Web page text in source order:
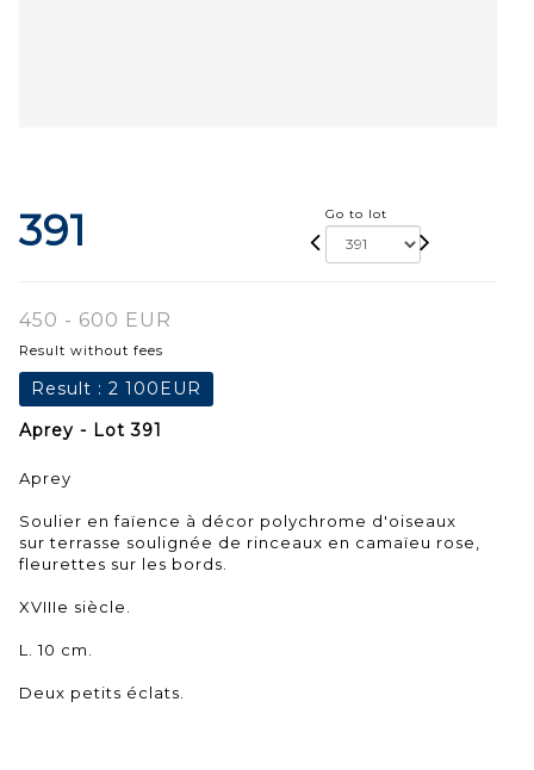
391 Go to lot
450 - 600 EUR
Result without fees
Result : 2 100EUR
Aprey - Lot 391
Aprey
Soulier en faïence à décor polychrome d'oiseaux
sur terrasse soulignée de rinceaux en camaïeu rose,
fleurettes sur les bords.
XVIIIe siècle.
L. 10 cm.
Deux petits éclats.